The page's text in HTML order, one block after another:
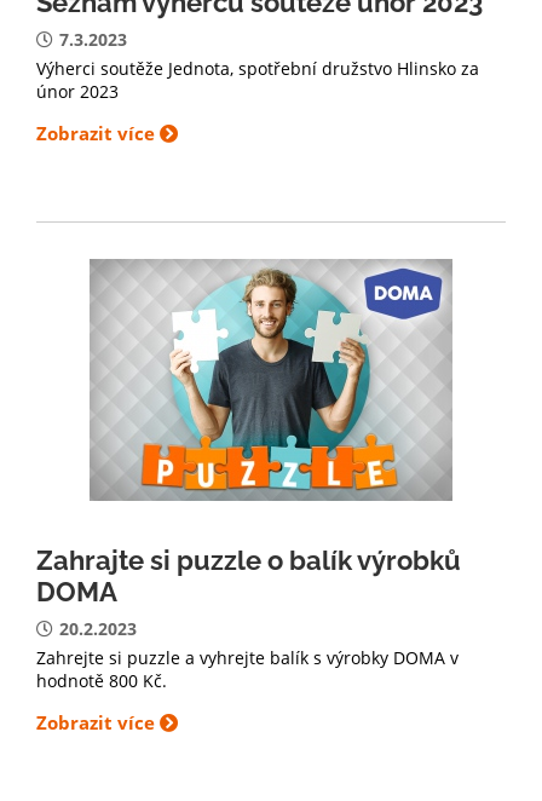
7.3.2023
Výherci soutěže Jednota, spotřební družstvo Hlinsko za
únor 2023
Zobrazit více
Zahrajte si puzzle o balík výrobků
DOMA
20.2.2023
Zahrejte si puzzle a vyhrejte balík s výrobky DOMA v
hodnotě 800 Kč.
Zobrazit více